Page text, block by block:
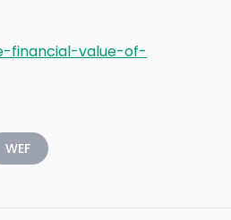
financial-value-of-
WEF